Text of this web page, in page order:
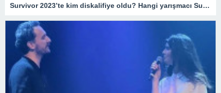
Survivor 2023’te kim diskalifiye oldu? Hangi yarışmacı Survivor’dan gönderildi? – Magazin Haberleri